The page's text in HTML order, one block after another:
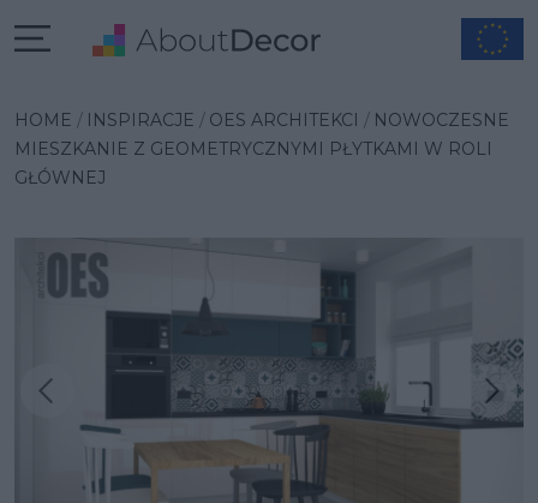
HOME INSPIRACJE OES ARCHITEKCI
NOWOCZESNE
MIESZKANIE Z GEOMETRYCZNYMI PŁYTKAMI W ROLI
GŁÓWNEJ
Poprzednia inspiracja
Następna inspiracja